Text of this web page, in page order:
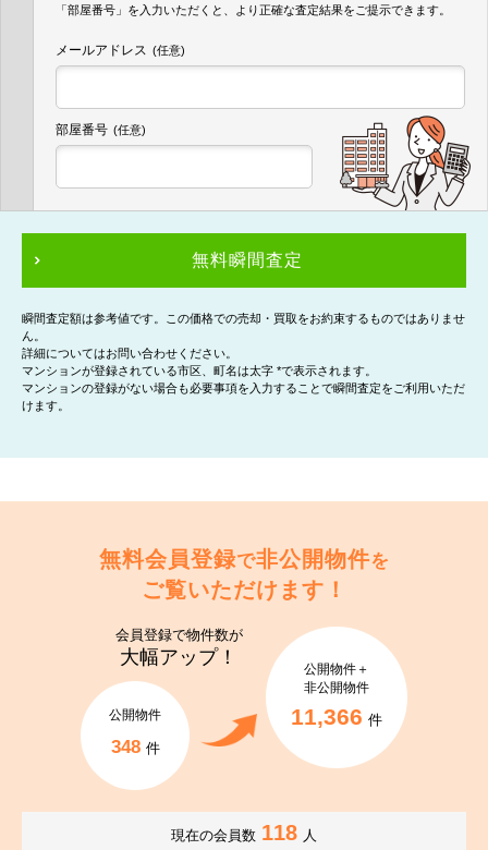
「部屋番号」を入力いただくと、より正確な査定結果をご提示できます。
メールアドレス (任意)
部屋番号 (任意)
無料瞬間査定
瞬間査定額は参考値です。この価格での売却・買取をお約束するものではありませ
ん。
詳細についてはお問い合わせください。
マンションが登録されている市区、町名は太字 *で表示されます。
マンションの登録がない場合も必要事項を入力することで瞬間査定をご利用いただ
けます。
無料会員登録で非公開物件を
ご覧いただけます！
会員登録で物件数が
大幅アップ！
公開物件
348 件
公開物件＋
非公開物件
11,366 件
現在の会員数 118 人